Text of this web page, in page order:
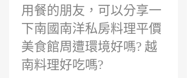
用餐的朋友，可以分享一
下南國南洋私房料理平價
美食館周遭環境好嗎? 越
南料理好吃嗎?